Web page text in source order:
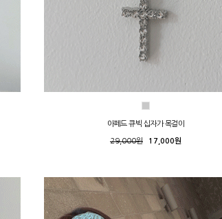
아페드 큐빅 십자가 목걸이
29,000원 17,000원